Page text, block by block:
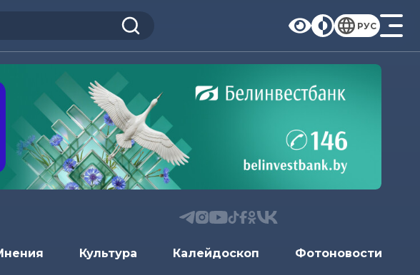
РУС
Культура Калейдоскоп Фотоновости